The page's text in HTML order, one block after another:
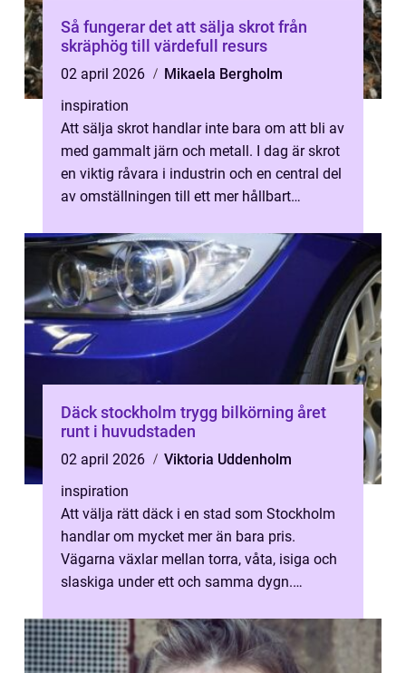
Så fungerar det att sälja skrot från
skräphög till värdefull resurs
02 april 2026
Mikaela Bergholm
inspiration
Att sälja skrot handlar inte bara om att bli av
med gammalt järn och metall. I dag är skrot
en viktig råvara i industrin och en central del
av omställningen till ett mer hållbart
Däck stockholm trygg bilkörning året
runt i huvudstaden
02 april 2026
Viktoria Uddenholm
inspiration
Att välja rätt däck i en stad som Stockholm
handlar om mycket mer än bara pris.
Vägarna växlar mellan torra, våta, isiga och
slaskiga under ett och samma dygn.